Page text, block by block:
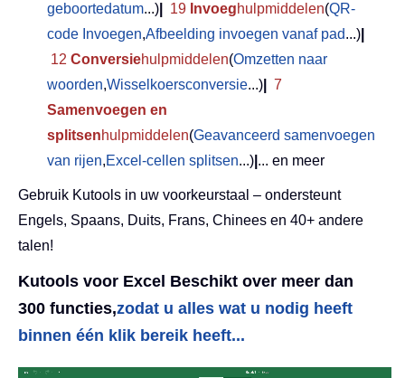
geboortedatum...) 19 Invoeghulpmiddelen(QR-
code Invoegen,Afbeelding invoegen vanaf pad...)
12 Conversiehulpmiddelen(Omzetten naar
woorden,Wisselkoersconversie...)
7
Samenvoegen en
splitsenhulpmiddelen(Geavanceerd samenvoegen
van rijen,Excel-cellen splitsen...) ... en meer
Gebruik Kutools in uw voorkeurstaal – ondersteunt
Engels, Spaans, Duits, Frans, Chinees en 40+ andere
talen!
Kutools voor Excel Beschikt over meer dan
300 functies,zodat u alles wat u nodig heeft
binnen één klik bereik heeft...